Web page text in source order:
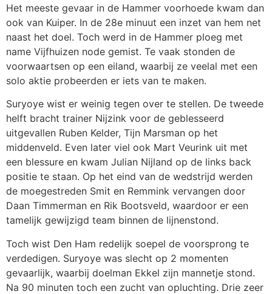
Het meeste gevaar in de Hammer voorhoede kwam dan
ook van Kuiper. In de 28e minuut een inzet van hem net
naast het doel. Toch werd in de Hammer ploeg met
name Vijfhuizen node gemist. Te vaak stonden de
voorwaartsen op een eiland, waarbij ze veelal met een
solo aktie probeerden er iets van te maken.
Suryoye wist er weinig tegen over te stellen. De tweede
helft bracht trainer Nijzink voor de geblesseerd
uitgevallen Ruben Kelder, Tijn Marsman op het
middenveld. Even later viel ook Mart Veurink uit met
een blessure en kwam Julian Nijland op de links back
positie te staan. Op het eind van de wedstrijd werden
de moegestreden Smit en Remmink vervangen door
Daan Timmerman en Rik Bootsveld, waardoor er een
tamelijk gewijzigd team binnen de lijnenstond.
Toch wist Den Ham redelijk soepel de voorsprong te
verdedigen. Suryoye was slecht op 2 momenten
gevaarlijk, waarbij doelman Ekkel zijn mannetje stond.
Na 90 minuten toch een zucht van opluchting. Drie zeer